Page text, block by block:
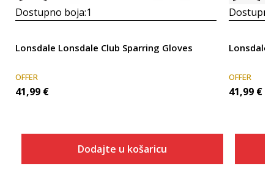
Dostupno boja:1
Lonsdale Lonsdale Club Sparring Gloves
OFFER
41,99 €
Dodajte u košaricu
Lonsdale
OFFER
41,99 €